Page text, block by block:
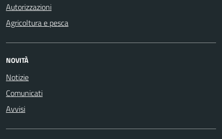
Autorizzazioni
Agricoltura e pesca
NOVITÀ
Notizie
Comunicati
Avvisi